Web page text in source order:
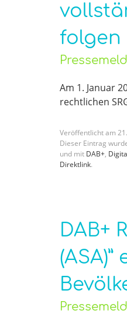
folgen
Am 1. Januar
rechtlichen
Veröffentlicht am 21 .
Dieser Eintrag
und mit DAB+,
Direktlink.
DAB+